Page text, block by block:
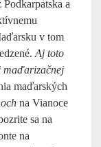
a
v tom
Aj toto
maďarizačnej
maďarských
na Vianoce
sa na
na